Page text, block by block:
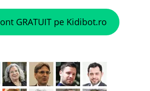
GRATUIT pe Kidibot.ro